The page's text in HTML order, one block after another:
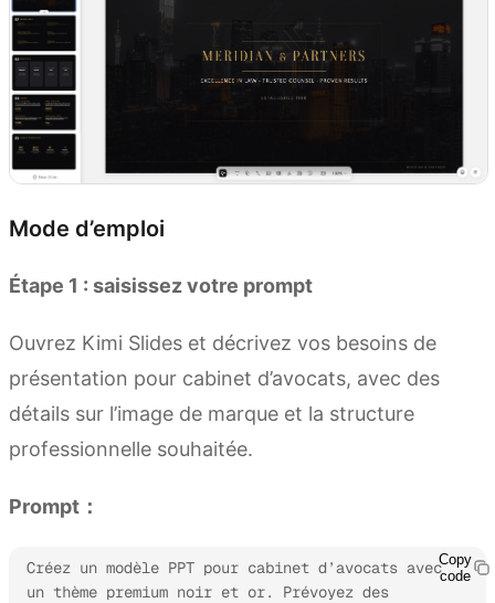
Mode d’emploi
Étape 1 : saisissez votre prompt
Ouvrez Kimi Slides et décrivez vos besoins de
présentation pour cabinet d’avocats, avec des
détails sur l’image de marque et la structure
professionnelle souhaitée.
Prompt：
Créez un modèle PPT pour cabinet d’avocats avec
un thème premium noir et or. Prévoyez des
Copy
code